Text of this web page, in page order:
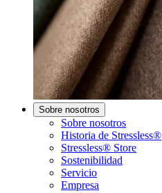
Sobre nosotros
Sobre nosotros
Historia de Stressless®
Stressless® Store
Sostenibilidad
Servicio
Empresa